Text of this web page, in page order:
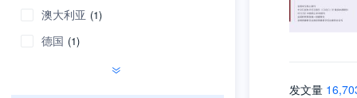
澳大利亚 (1)
德国 (1)
发文量